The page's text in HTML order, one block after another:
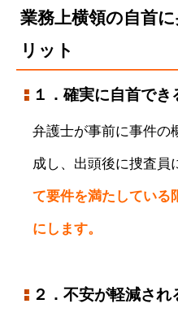
業務上横領の自首
リット
１．確実に自首でき
弁護士が事前に事件の
成し、出頭後に捜査員
て要件を満たしている
にします。
２．不安が軽減され